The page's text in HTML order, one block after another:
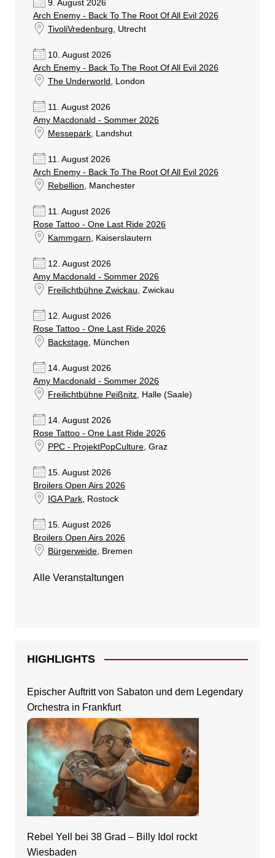
9. August 2026
Arch Enemy - Back To The Root Of All Evil 2026
TivoliVredenburg , Utrecht
10. August 2026
Arch Enemy - Back To The Root Of All Evil 2026
The Underworld , London
11. August 2026
Amy Macdonald - Sommer 2026
Messepark, Landshut
11. August 2026
Arch Enemy - Back To The Root Of All Evil 2026
Rebellion , Manchester
11. August 2026
Rose Tattoo - One Last Ride 2026
Kammgarn , Kaiserslautern
12. August 2026
Amy Macdonald - Sommer 2026
Freilichtbühne Zwickau , Zwickau
12. August 2026
Rose Tattoo - One Last Ride 2026
Backstage, München
14. August 2026
Amy Macdonald - Sommer 2026
Freilichtbühne Peißnitz, Halle (Saale)
14. August 2026
Rose Tattoo - One Last Ride 2026
PPC - ProjektPopCulture, Graz
15. August 2026
Broilers Open Airs 2026
IGA Park, Rostock
15. August 2026
Broilers Open Airs 2026
Bürgerweide, Bremen
Alle Veranstaltungen
HIGHLIGHTS
Epischer Auftritt von Sabaton und dem Legendary
Orchestra in Frankfurt
Rebel Yell bei 38 Grad – Billy Idol rockt
Wiesbaden